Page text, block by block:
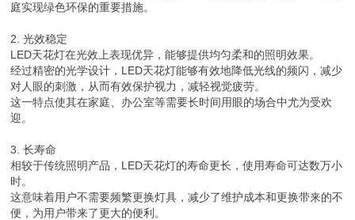
庭实现绿色环保的重要措施。
2. 光效稳定
LED天花灯在光效上表现优异，能够提供均匀柔和的照明效果。
经过精密的光学设计，LED天花灯能够有效地降低光线的频闪，减少
对人眼的刺激，从而有效保护视力，减轻视觉疲劳。
这一特点使其在家庭、办公室等需要长时间用眼的场合中尤为受欢
迎。
3. 长寿命
相较于传统照明产品，LED天花灯的寿命更长，使用寿命可达数万小
时。
这意味着用户不需要频繁更换灯具，减少了维护成本和更换带来的不
便，为用户带来了更大的便利。